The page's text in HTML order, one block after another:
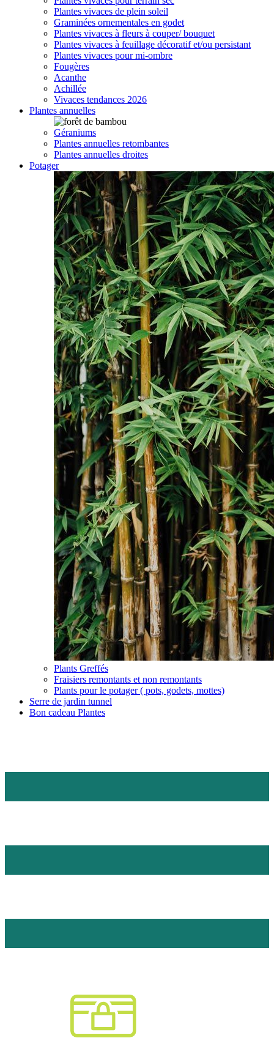
Plantes vivaces de plein soleil
Graminées ornementales en godet
Plantes vivaces à fleurs à couper/ bouquet
Plantes vivaces à feuillage décoratif et/ou persistant
Plantes vivaces pour mi-ombre
Fougères
Acanthe
Achillée
Vivaces tendances 2026
Plantes annuelles
Géraniums
Plantes annuelles retombantes
Plantes annuelles droites
Potager
Plants Greffés
Fraisiers remontants et non remontants
Plants pour le potager ( pots, godets, mottes)
Serre de jardin tunnel
Bon cadeau Plantes